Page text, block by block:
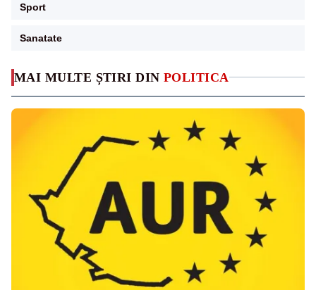
MAI MULTE ȘTIRI DIN POLITICA
Sport
Sanatate